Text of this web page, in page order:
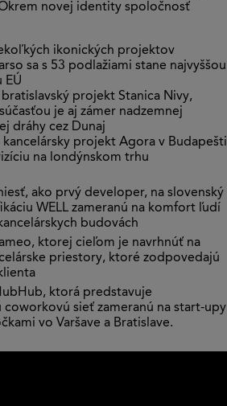
novej identity spoločnosť
ikonických projektov
sa s 53 podlažiami stane najvyššou
EÚ
projekt Stanica Nivy,
je aj zámer nadzemnej
dráhy cez Dunaj
kancelársky projekt Agora v Budapešti
na londýnskom trhu
ako prvý developer, na slovenský
WELL zameranú na komfort ľudí
budovách
ktorej cieľom je navrhnúť na
priestory, ktoré zodpovedajú
ktorá predstavuje
coworkovú sieť zameranú na start-upy
vo Varšave a Bratislave.